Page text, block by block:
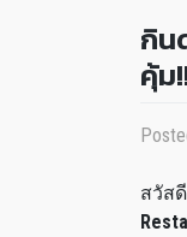
กิน
คุ้ม
สวัส